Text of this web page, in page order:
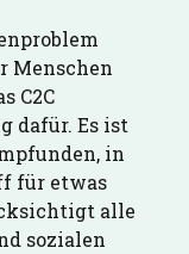
Menschen
C2C
dafür. Es ist
in
für etwas
alle
sozialen